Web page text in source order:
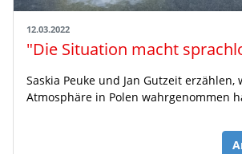
12.03.2022
"Die Situation macht
Saskia Peuke und Jan Gutzeit erzählen,
Atmosphäre in Polen wahrgenommen